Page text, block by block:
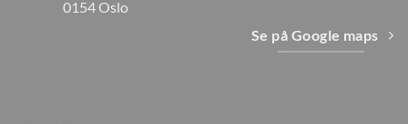
0154 Oslo
Se på Google maps